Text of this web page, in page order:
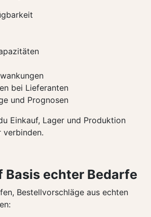
bei Lieferanten
und Prognosen
Einkauf, Lager und Produktion
verbinden.
Basis echter Bedarfe
Bestellvorschläge aus echten